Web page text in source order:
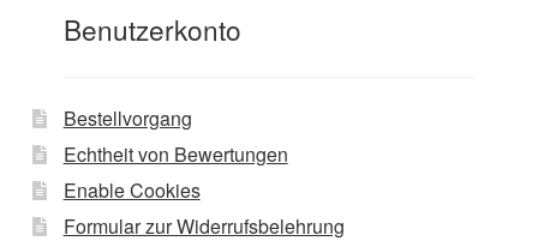
Benutzerkonto
Bestellvorgang
Echtheit von Bewertungen
Enable Cookies
Formular zur Widerrufsbelehrung